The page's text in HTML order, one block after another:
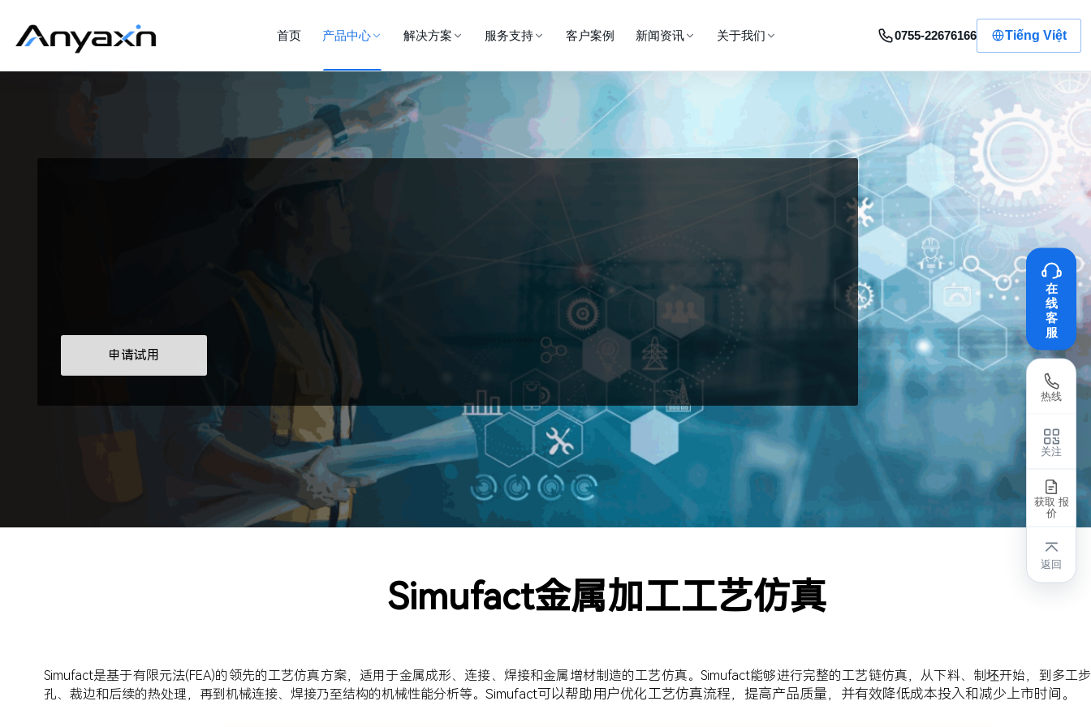
申请试用
Simufact金属加工工艺仿真
Simufact是基于有限元法(FEA)的领先的工艺仿真方案，适用于金属成形、连接、焊接和金属增材制造的工艺仿真。Simufact能够进行完整的工艺链仿真，从下料、制坯开始，到多工
孔、裁边和后续的热处理，再到机械连接、焊接乃至结构的机械性能分析等。 Simufact可以帮助用户优化工艺仿真流程，提高产品质量，并有效降低成本投入和减少上市时间。
首页 产品中心 解决方案 服务支持 客户案例 新闻资讯 关于我们 0755-22676166 Tiếng Việt
在
线
客
服
热线
关注
获取 报
价
返回